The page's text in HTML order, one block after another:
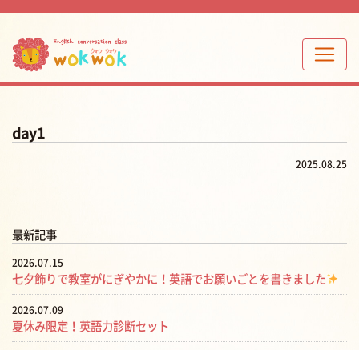
day1
2025.08.25
最新記事
2026.07.15
七夕飾りで教室がにぎやかに！英語でお願いごとを書きました
2026.07.09
夏休み限定！英語力診断セット